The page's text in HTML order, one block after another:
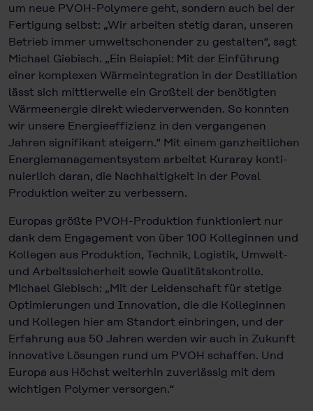
um neue PVOH-Polymere geht, sondern auch bei der
Fertigung selbst: „Wir arbeiten stetig daran, unseren
Betrieb immer umweltschonender zu gestalten“, sagt
Michael Giebisch. „Ein Beispiel: Mit der Einführung
einer komplexen Wärmeintegration in der Destillation
lässt sich mittlerweile ein Großteil der benötigten
Wärme­energie direkt wiederverwenden. So konnten
wir unsere Energieeffizienz in den vergangenen
Jahren signifikant steigern.“ Mit einem ganzheitlichen
Energiemanagementsystem arbeitet Kuraray konti­
nuierlich daran, die Nachhaltigkeit in der Poval
Produktion weiter zu verbessern.
Europas größte PVOH-Produktion funktioniert nur
dank dem Engagement von über 100 Kolleginnen und
Kollegen aus Produktion, Technik, Logistik, Umwelt-
und Arbeitssicherheit sowie Qualitätskontrolle.
Michael Giebisch: „Mit der Leidenschaft für stetige
Optimierungen und Innovation, die die Kolleginnen
und Kollegen hier am Standort einbringen, und der
Erfahrung aus 50 Jahren werden wir auch in Zukunft
innovative Lösungen rund um PVOH schaffen. Und
Europa aus Höchst weiterhin zuverlässig mit dem
wichtigen Polymer versorgen.“